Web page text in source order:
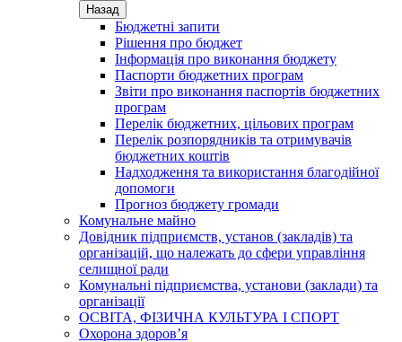
Назад
Бюджетні запити
Рішення про бюджет
Інформація про виконання бюджету
Паспорти бюджетних програм
Звіти про виконання паспортів бюджетних
програм
Перелік бюджетних, цільових програм
Перелік розпорядників та отримувачів
бюджетних коштів
Надходження та використання благодійної
допомоги
Прогноз бюджету громади
Комунальне майно
Довідник підприємств, установ (закладів) та
організацій, що належать до сфери управління
селищної ради
Комунальні підприємства, установи (заклади) та
організації
ОСВІТА, ФІЗИЧНА КУЛЬТУРА І СПОРТ
Охорона здоров’я